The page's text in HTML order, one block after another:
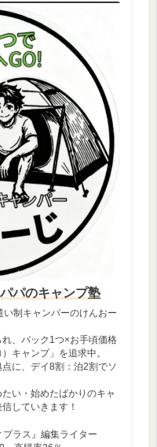
パのキャンプ塾
い制キャンパーのけんおー
、バック1つ×お手頃価格
キャンプ」を追求中。
に、デイ8割：泊2割でソ
い・始めたばかりのキャ
していきます！
ラス』編集ライター